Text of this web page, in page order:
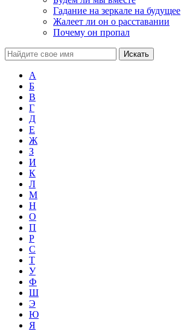
Гадание на зеркале на будущее
Жалеет ли он о расставании
Почему он пропал
А
Б
В
Г
Д
Е
Ж
З
И
К
Л
М
Н
О
П
Р
С
Т
У
Ф
Ш
Э
Ю
Я